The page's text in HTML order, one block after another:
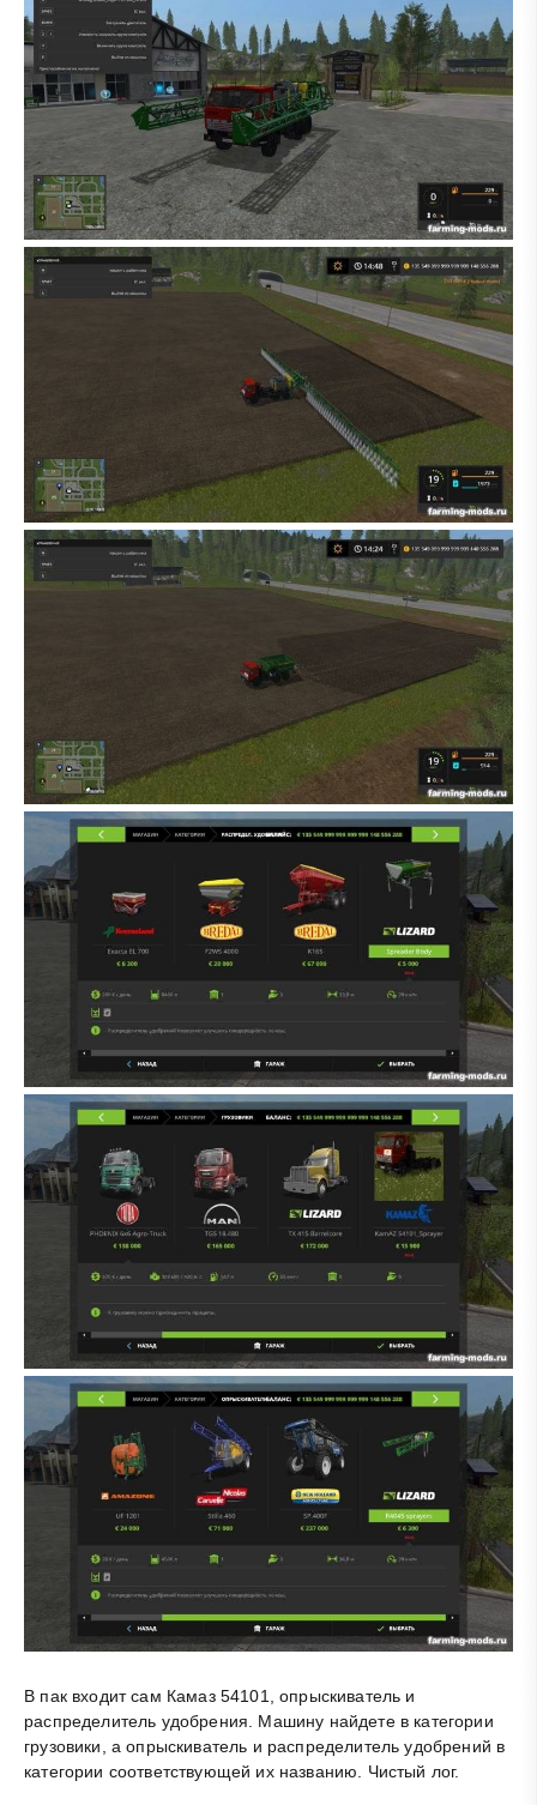
В пак входит сам Камаз 54101, опрыскиватель и
распределитель удобрения. Машину найдете в категории
грузовики, а опрыскиватель и распределитель удобрений в
категории соответствующей их названию. Чистый лог.